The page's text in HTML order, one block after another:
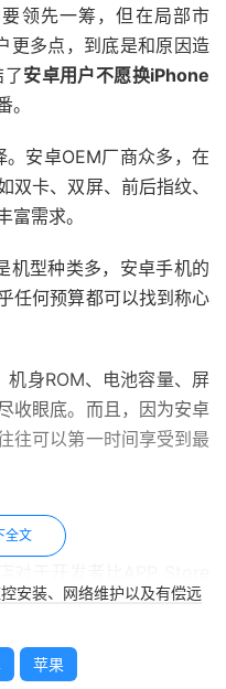
领先一筹，但在局部市
更多点，到底是和原因造
安卓用户不愿换iPhone
安卓OEM厂商众多，在
双卡、双屏、前后指纹、
需求。
机型种类多，安卓手机的
任何预算都可以找到称心
身ROM、电池容量、屏
收眼底。而且，因为安卓
往可以第一时间享受到最
提交应用的便捷度，皆是
iOS的伪后台可以保证更
全文
安装、网络维护以及有偿远
苹果